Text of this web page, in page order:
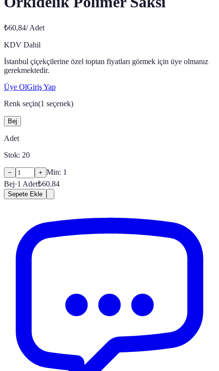
₺60,84/Adet
KDV Dahil
İstanbul çiçekçilerine özel toptan fiyatları görmek için üye olmanız
gerekmektedir.
Üye OlGiriş Yap
Renk seçin(1 seçenek)
Bej
Adet
Stok: 20
− + Min: 1
Bej·1 Adet₺60.84
Sepete Ekle